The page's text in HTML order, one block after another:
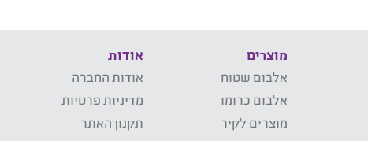
מוצרים
אלבום שטוח
אלבום כרומו
מוצרים לקיר
אודות
אודות החברה
מדיניות פרטיות
תקנון האתר